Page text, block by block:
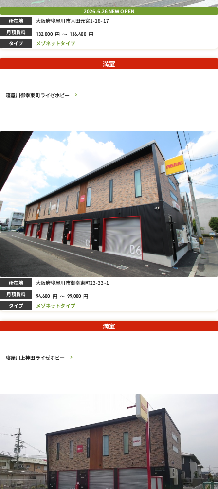
2026.6.26NEW OPEN
所在地 大阪府寝屋川市木田元宮1-18-17
月額賃料 132,000 円 ～ 136,400 円
タイプ メゾネットタイプ
寝屋川御幸東町ライゼホビー
満室
所在地 大阪府寝屋川市御幸東町23-33-1
月額賃料 94,600 円 ～ 99,000 円
タイプ メゾネットタイプ
寝屋川上神田ライゼホビー
満室